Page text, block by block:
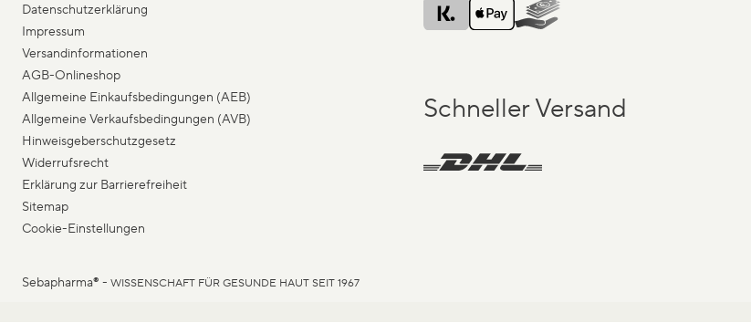
Datenschutzerklärung
Impressum
Versandinformationen
AGB-Onlineshop
Allgemeine Einkaufsbedingungen (AEB)
Allgemeine Verkaufsbedingungen (AVB)
Hinweisgeberschutzgesetz
Widerrufsrecht
Erklärung zur Barrierefreiheit
Sitemap
Cookie-Einstellungen
Schneller Versand
Sebapharma® - WISSENSCHAFT FÜR GESUNDE HAUT SEIT 1967